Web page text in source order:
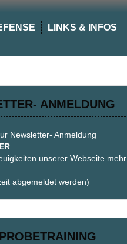
LINKS & INFOS
ANMELDUNG
Newsletter- Anmeldung
unserer Webseite mehr
abgemeldet werden)